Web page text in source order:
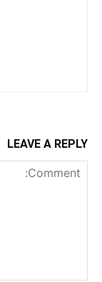
LEAVE A REPLY